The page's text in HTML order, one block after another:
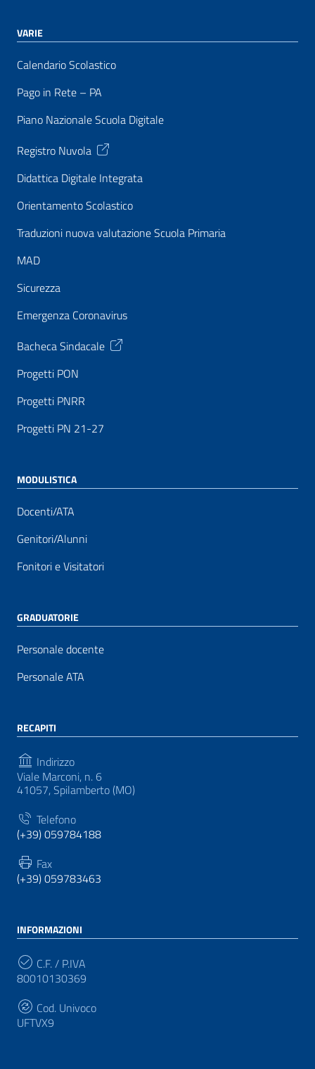
VARIE
Calendario Scolastico
Pago in Rete – PA
Piano Nazionale Scuola Digitale
Registro Nuvola
Didattica Digitale Integrata
Orientamento Scolastico
Traduzioni nuova valutazione Scuola Primaria
MAD
Sicurezza
Emergenza Coronavirus
Bacheca Sindacale
Progetti PON
Progetti PNRR
Progetti PN 21-27
MODULISTICA
Docenti/ATA
Genitori/Alunni
Fonitori e Visitatori
GRADUATORIE
Personale docente
Personale ATA
RECAPITI
Indirizzo
Viale Marconi, n. 6
41057, Spilamberto (MO)
Telefono
(+39) 059784188
Fax
(+39) 059783463
INFORMAZIONI
C.F. / P.IVA
80010130369
Cod. Univoco
UFTVX9